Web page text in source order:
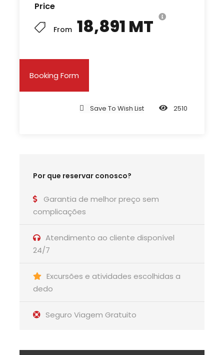
Price
From 18,891 MT
Booking Form
Save To Wish List 2510
Por que reservar conosco?
Garantia de melhor preço sem
complicações
Atendimento ao cliente disponível
24/7
Excursões e atividades escolhidas a
dedo
Seguro Viagem Gratuito